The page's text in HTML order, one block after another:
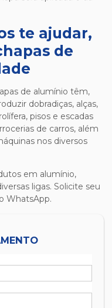
te ajudar,
de
de alumínio têm,
dobradiças, alças,
pisos e escadas
de carros, além
nos diversos
em alumínio,
ligas. Solicite seu
WhatsApp.